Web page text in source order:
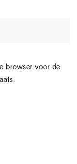
browser voor de